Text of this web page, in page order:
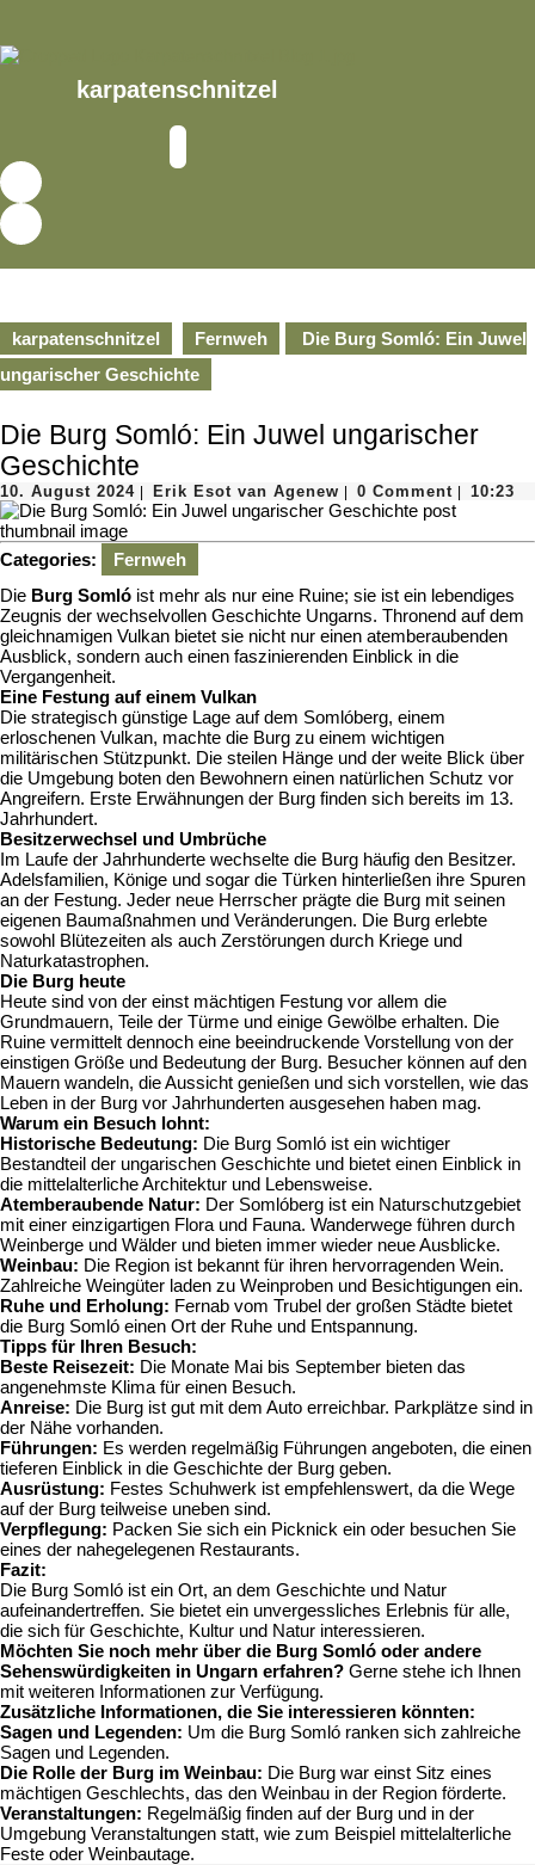
content
karpatenschnitzel
Button
karpatenschnitzel Fernweh
Die Burg Somló: Ein Juwel
ungarischer Geschichte
Die Burg Somló: Ein Juwel ungarischer
Geschichte
10. August 202410.
August
Erik Esot van AgenewErik
Esot
Agenew
0 Comment 10:23
Categories:
Fernweh
Die Burg Somló ist mehr als nur eine Ruine; sie ist ein lebendiges
Zeugnis der wechselvollen Geschichte Ungarns. Thronend auf dem
gleichnamigen Vulkan bietet sie nicht nur einen atemberaubenden
Ausblick, sondern auch einen faszinierenden Einblick in die
Vergangenheit.
Eine Festung auf einem Vulkan
Die strategisch günstige Lage auf dem Somlóberg, einem
erloschenen Vulkan, machte die Burg zu einem wichtigen
militärischen Stützpunkt. Die steilen Hänge und der weite Blick über
die Umgebung boten den Bewohnern einen natürlichen Schutz vor
Angreifern. Erste Erwähnungen der Burg finden sich bereits im 13.
Jahrhundert.
Besitzerwechsel und Umbrüche
Im Laufe der Jahrhunderte wechselte die Burg häufig den Besitzer.
Adelsfamilien, Könige und sogar die Türken hinterließen ihre Spuren
an der Festung. Jeder neue Herrscher prägte die Burg mit seinen
eigenen Baumaßnahmen und Veränderungen. Die Burg erlebte
sowohl Blütezeiten als auch Zerstörungen durch Kriege und
Naturkatastrophen.
Die Burg heute
Heute sind von der einst mächtigen Festung vor allem die
Grundmauern, Teile der Türme und einige Gewölbe erhalten. Die
Ruine vermittelt dennoch eine beeindruckende Vorstellung von der
einstigen Größe und Bedeutung der Burg. Besucher können auf den
Mauern wandeln, die Aussicht genießen und sich vorstellen, wie das
Leben in der Burg vor Jahrhunderten ausgesehen haben mag.
Warum ein Besuch lohnt:
Historische Bedeutung: Die Burg Somló ist ein wichtiger
Bestandteil der ungarischen Geschichte und bietet einen Einblick in
die mittelalterliche Architektur und Lebensweise.
Atemberaubende Natur: Der Somlóberg ist ein Naturschutzgebiet
mit einer einzigartigen Flora und Fauna. Wanderwege führen durch
Weinberge und Wälder und bieten immer wieder neue Ausblicke.
Weinbau: Die Region ist bekannt für ihren hervorragenden Wein.
Zahlreiche Weingüter laden zu Weinproben und Besichtigungen ein.
Ruhe und Erholung: Fernab vom Trubel der großen Städte bietet
die Burg Somló einen Ort der Ruhe und Entspannung.
Tipps für Ihren Besuch:
Beste Reisezeit: Die Monate Mai bis September bieten das
angenehmste Klima für einen Besuch.
Anreise: Die Burg ist gut mit dem Auto erreichbar. Parkplätze sind in
der Nähe vorhanden.
Führungen: Es werden regelmäßig Führungen angeboten, die einen
tieferen Einblick in die Geschichte der Burg geben.
Ausrüstung: Festes Schuhwerk ist empfehlenswert, da die Wege
auf der Burg teilweise uneben sind.
Verpflegung: Packen Sie sich ein Picknick ein oder besuchen Sie
eines der nahegelegenen Restaurants.
Fazit:
Die Burg Somló ist ein Ort, an dem Geschichte und Natur
aufeinandertreffen. Sie bietet ein unvergessliches Erlebnis für alle,
die sich für Geschichte, Kultur und Natur interessieren.
Möchten Sie noch mehr über die Burg Somló oder andere
Sehenswürdigkeiten in Ungarn erfahren? Gerne stehe ich Ihnen
mit weiteren Informationen zur Verfügung.
Zusätzliche Informationen, die Sie interessieren könnten:
Sagen und Legenden: Um die Burg Somló ranken sich zahlreiche
Sagen und Legenden.
Die Rolle der Burg im Weinbau: Die Burg war einst Sitz eines
mächtigen Geschlechts, das den Weinbau in der Region förderte.
Veranstaltungen: Regelmäßig finden auf der Burg und in der
Umgebung Veranstaltungen statt, wie zum Beispiel mittelalterliche
Feste oder Weinbautage.